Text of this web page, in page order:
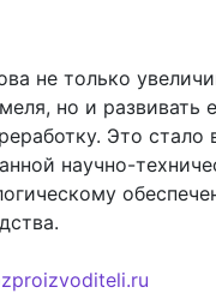
не только
но и развивать
Это
научно-